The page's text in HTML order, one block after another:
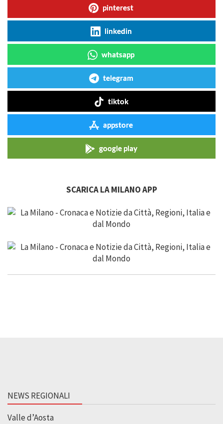
pinterest
linkedin
whatsapp
telegram
tiktok
appstore
google play
SCARICA LA MILANO APP
NEWS REGIONALI
Valle d’Aosta